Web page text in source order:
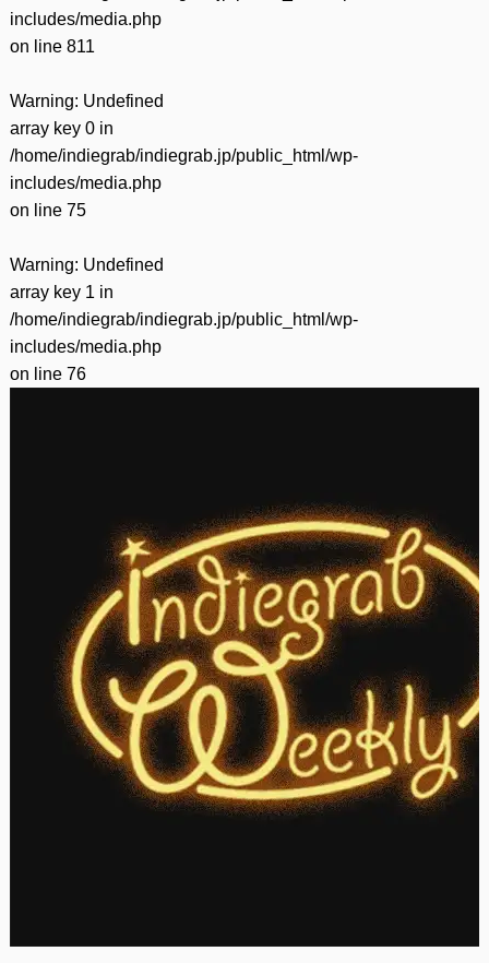
includes/media.php
on line 811
Warning: Undefined
array key 0 in
/home/indiegrab/indiegrab.jp/public_html/wp-
includes/media.php
on line 75
Warning: Undefined
array key 1 in
/home/indiegrab/indiegrab.jp/public_html/wp-
includes/media.php
on line 76